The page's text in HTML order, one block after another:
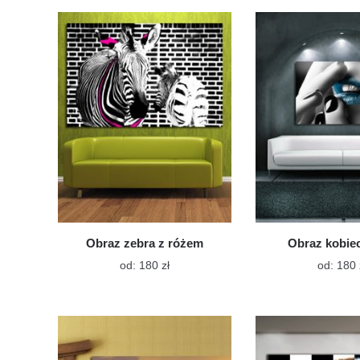
wiele
wariantów.
Opcje
można
wybrać
na
stronie
produktu
Obraz zebra z różem
od: 180 złTen
wiele
Obraz
od: 180